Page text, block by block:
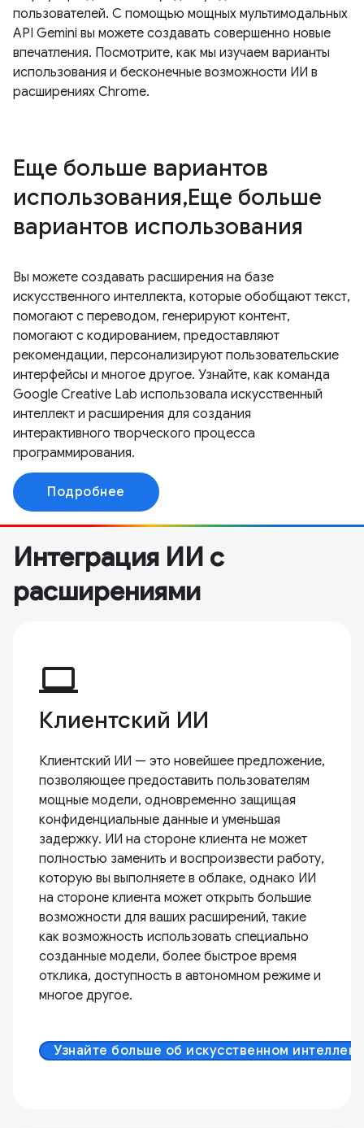
пользователей. С помощью мощных мультимодальных
API Gemini вы можете создавать совершенно новые
впечатления. Посмотрите, как мы изучаем варианты
использования и бесконечные возможности ИИ в
расширениях Chrome.
Еще больше вариантов
использования,Еще больше
вариантов использования
Вы можете создавать расширения на базе
искусственного интеллекта, которые обобщают текст,
помогают с переводом, генерируют контент,
помогают с кодированием, предоставляют
рекомендации, персонализируют пользовательские
интерфейсы и многое другое. Узнайте, как команда
Google Creative Lab использовала искусственный
интеллект и расширения для создания
интерактивного творческого процесса
программирования.
Подробнее
Интеграция ИИ с
расширениями
computer
Клиентский ИИ
Клиентский ИИ — это новейшее предложение,
позволяющее предоставить пользователям
мощные модели, одновременно защищая
конфиденциальные данные и уменьшая
задержку. ИИ на стороне клиента не может
полностью заменить и воспроизвести работу,
которую вы выполняете в облаке, однако ИИ
на стороне клиента может открыть большие
возможности для ваших расширений, такие
как возможность использовать специально
созданные модели, более быстрое время
отклика, доступность в автономном режиме и
многое другое.
Узнайте больше об искусственном